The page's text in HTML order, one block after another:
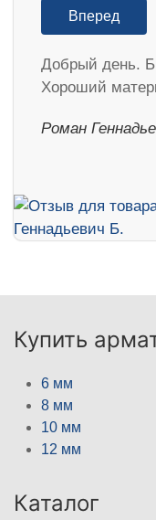
Вперед
Добрый день.
Хороший
Роман
Купить
6 мм
8 мм
10 мм
12 мм
Каталог